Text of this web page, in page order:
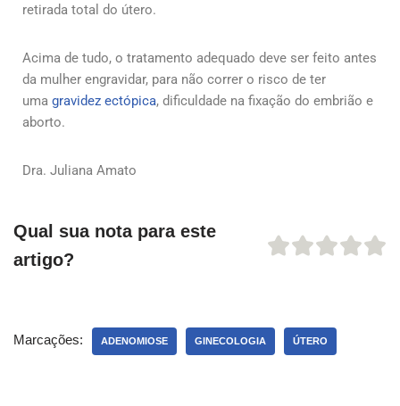
retirada total do útero.
Acima de tudo, o tratamento adequado deve ser feito antes
da mulher engravidar, para não correr o risco de ter
uma gravidez ectópica, dificuldade na fixação do embrião e
aborto.
Dra. Juliana Amato
Qual sua nota para este
artigo?
Marcações: ADENOMIOSE GINECOLOGIA ÚTERO